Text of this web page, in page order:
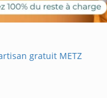
gratuit METZ